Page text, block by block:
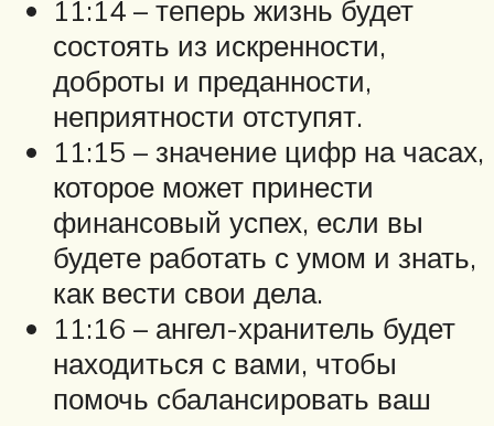
11:14 – теперь жизнь будет
состоять из искренности,
доброты и преданности,
неприятности отступят.
11:15 – значение цифр на часах,
которое может принести
финансовый успех, если вы
будете работать с умом и знать,
как вести свои дела.
11:16 – ангел-хранитель будет
находиться с вами, чтобы
помочь сбалансировать ваш